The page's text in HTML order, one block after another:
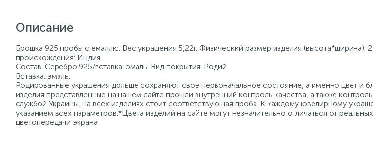
Описание
Брошка 925 пробы с емаллю. Вес украшения 5,22г. Физический размер изделия (высота*ширина):
происхождения: Индия.
Состав: Серебро 925/вставка: эмаль. Вид покрытия: Родий
Вставка: эмаль.
Родированные украшения дольше сохраняют свое первоначальное состояние, а именно цвет и
изделия представленные на нашем сайте прошли внутренний контроль качества, а также
службой Украины, на всех изделиях стоит соответствующая проба. К каждому ювелирному
указанием всех параметров.*Цвета изделий на сайте могут незначительно отличаться от
цветопередачи экрана